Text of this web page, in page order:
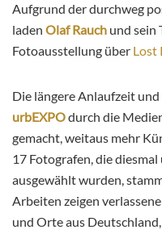
Aufgrund der durchweg
laden Olaf Rauch und sein
Fotoausstellung über Lost
Die längere Anlaufzeit
urbEXPOdurch die
gemacht, weitaus mehr
17 Fotografen, die
ausgewählt wurden,
Arbeiten zeigen
und Orte aus